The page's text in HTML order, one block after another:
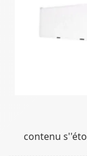
contenu